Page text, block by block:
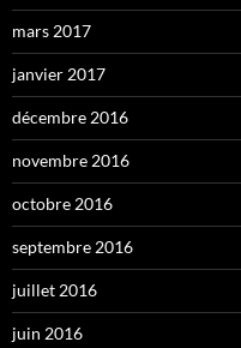
mars 2017
janvier 2017
décembre 2016
novembre 2016
octobre 2016
septembre 2016
juillet 2016
juin 2016